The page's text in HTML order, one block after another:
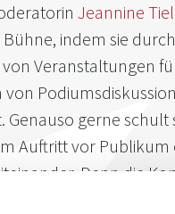
Jeannine
indem sie
Veranstaltungen
von
Genauso gerne schult
Auftritt vor Publikum
Denn die